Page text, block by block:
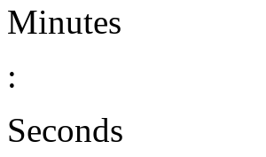
Minutes
:
Seconds